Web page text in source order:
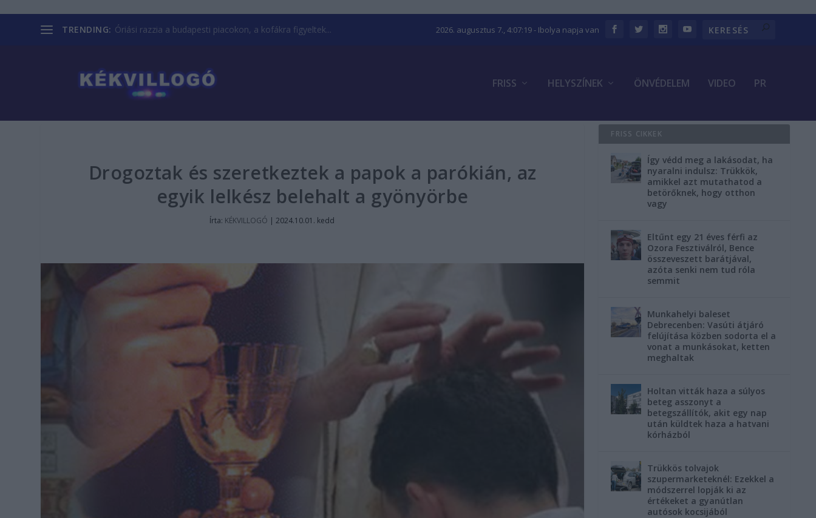
TRENDING: Óriási razzia a budapesti piacokon, a kofákra figyeltek... 2026. augusztus 7., 4:07:19- Ibolya napja van
FRISS HELYSZÍNEK ÖNVÉDELEM VIDEO PR
Drogoztak és szeretkeztek a papok a parókián, az
egyik lelkész belehalt a gyönyörbe
Írta: KÉKVILLOGÓ |2024.10.01. kedd
FRISS CIKKEK
Így védd meg a lakásodat, ha
nyaralni indulsz: Trükkök,
amikkel azt mutathatod a
betörőknek, hogy otthon
vagy
Eltűnt egy 21 éves férfi az
Ozora Fesztiválról, Bence
összeveszett barátjával,
azóta senki nem tud róla
semmit
Munkahelyi baleset
Debrecenben: Vasúti átjáró
felújítása közben sodorta el a
vonat a munkásokat, ketten
meghaltak
Holtan vitták haza a súlyos
beteg asszonyt a
betegszállítók, akit egy nap
után küldtek haza a hatvani
kórházból
Trükkös tolvajok
szupermarketeknél: Ezekkel a
módszerrel lopják ki az
értékeket a gyanútlan
autósok kocsijából